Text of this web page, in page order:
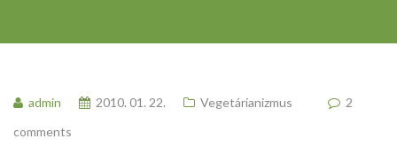
admin 2010. 01. 22. Vegetárianizmus
2
comments